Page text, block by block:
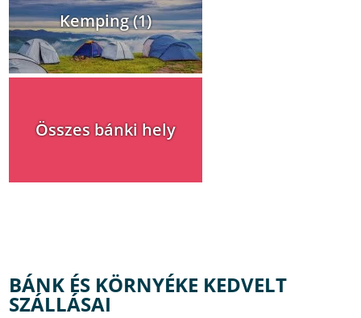
Kemping (1)
Összes bánki hely
BÁNK ÉS KÖRNYÉKE KEDVELT
SZÁLLÁSAI